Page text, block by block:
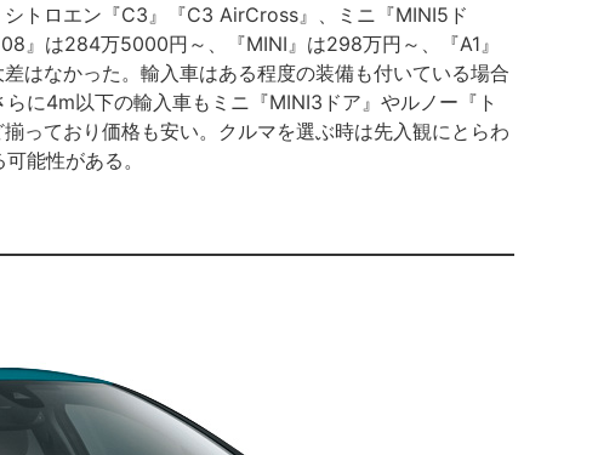
トロエン『C3』『C3 AirCross』、ミニ『MINI5ド
』は284万5000円～、『MINI』は298万円～、『A1』
はなかった。輸入車はある程度の装備も付いている場合
に4m以下の輸入車もミニ『MINI3ドア』やルノー『ト
っており価格も安い。クルマを選ぶ時は先入観にとらわ
能性がある。